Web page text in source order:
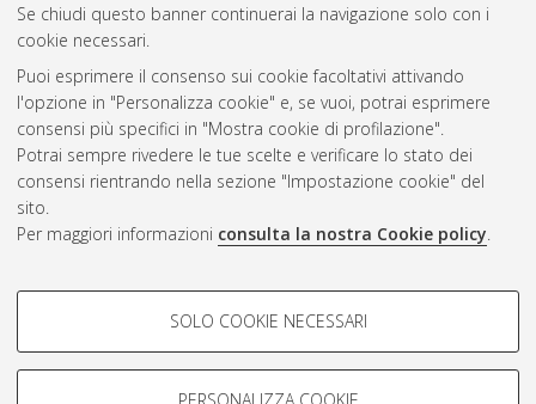
Se chiudi questo banner continuerai la navigazione solo con i
cookie necessari.
Puoi esprimere il consenso sui cookie facoltativi attivando
l'opzione in "Personalizza cookie" e, se vuoi, potrai esprimere
consensi più specifici in "Mostra cookie di profilazione".
Potrai sempre rivedere le tue scelte e verificare lo stato dei
consensi rientrando nella sezione "Impostazione cookie" del
sito.
Per maggiori informazioni consulta la nostra Cookie policy.
COOKIE DI PROFILAZIONE -
Si tratta di cookie utilizzati per analizzare le caratteristiche della
navigazione degli utenti, creare profili in base al loro comportamento
SOLO COOKIE NECESSARI
Atom
Rss 1.0
Rss 2.0
AMS Laurea
Impostazioni Cookie
Informativa sulla privacy
Condizioni d’uso del sito